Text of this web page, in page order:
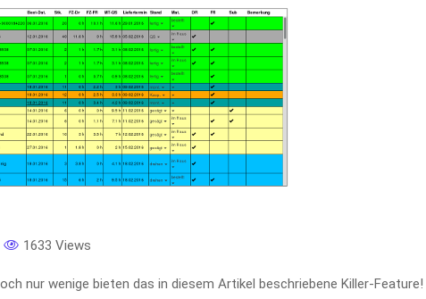
1633 Views
nur wenige bieten das in diesem Artikel beschriebene Killer-Feature!